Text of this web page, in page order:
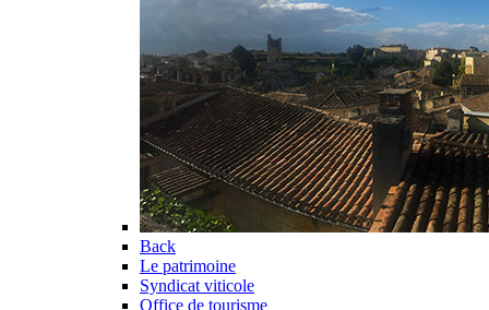
Back
Le patrimoine
Syndicat viticole
Office de tourisme